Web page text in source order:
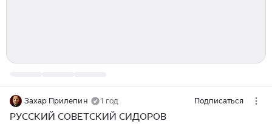
Захар Прилепин 1 год Подписаться
РУССКИЙ СОВЕТСКИЙ СИДОРОВ